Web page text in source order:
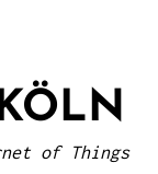
of Things